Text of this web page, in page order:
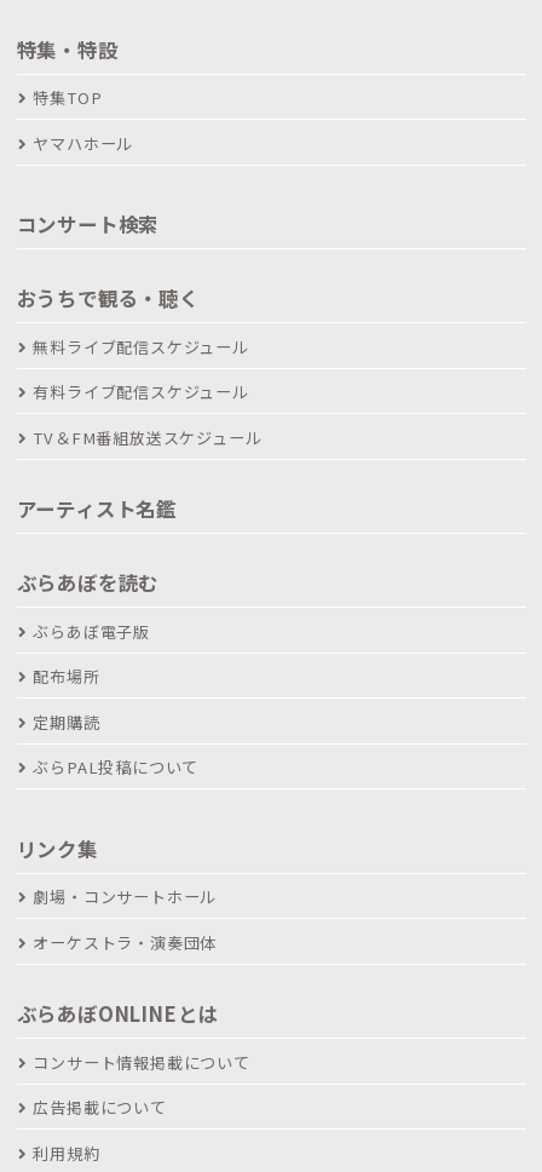
特集・特設
特集TOP
ヤマハホール
コンサート検索
おうちで観る・聴く
無料ライブ配信スケジュール
有料ライブ配信スケジュール
TV＆FM番組放送スケジュール
アーティスト名鑑
ぶらあぼを読む
ぶらあぼ電子版
配布場所
定期購読
ぶらPAL投稿について
リンク集
劇場・コンサートホール
オーケストラ・演奏団体
ぶらあぼONLINEとは
コンサート情報掲載について
広告掲載について
利用規約